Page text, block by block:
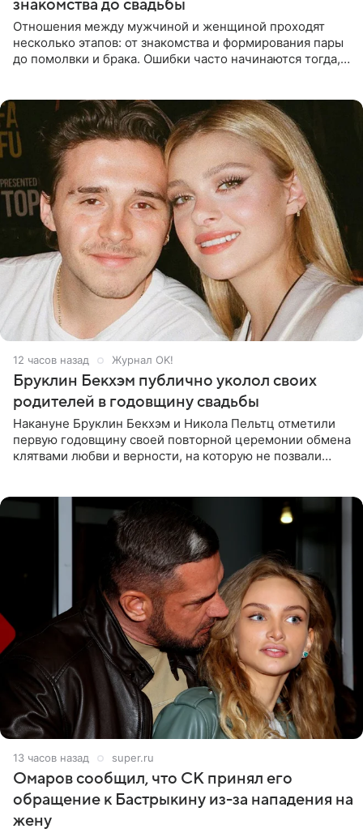
знакомства до свадьбы
Отношения между мужчиной и женщиной проходят
несколько этапов: от знакомства и формирования пары
до помолвки и брака. Ошибки часто начинаются тогда,
12 часов назад Журнал OK!
Бруклин Бекхэм публично уколол своих
родителей в годовщину свадьбы
Накануне Бруклин Бекхэм и Никола Пельтц отметили
первую годовщину своей повторной церемонии обмена
клятвами любви и верности, на которую не позвали
13 часов назад super.ru
Омаров сообщил, что СК принял его
обращение к Бастрыкину из-за нападения на
жену